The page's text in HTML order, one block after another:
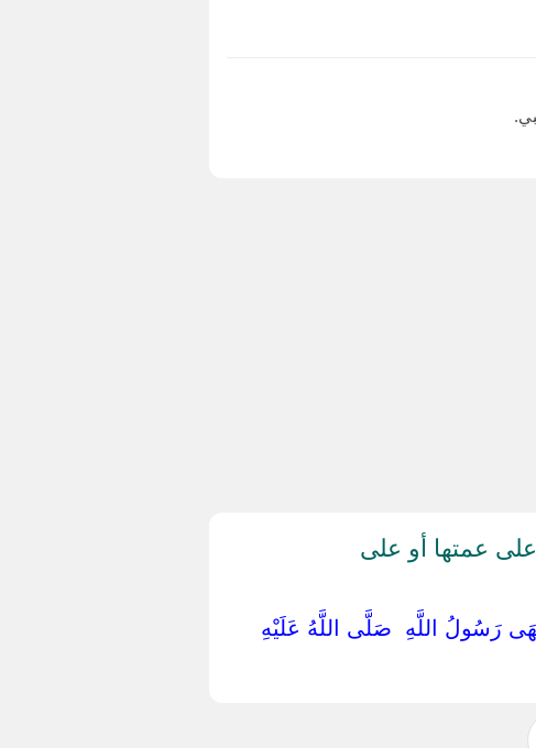
عمتها أو على
رَسُولُ اللَّهِ ‏ ‏صَلَّى اللَّهُ عَلَيْهِ